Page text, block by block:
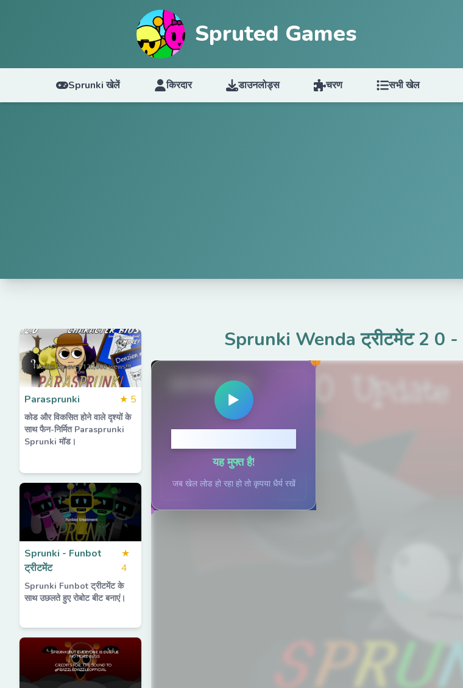
Spruted Games
Sprunki खेलें किरदार डाउनलोड्स चरण सभी खेल
Parasprunki ★ 5
कोड और विकसित होने वाले दृश्यों के
साथ फैन-निर्मित Parasprunki
Sprunki मॉड।
Sprunki Wenda ट्रीटमेंट 2 0 -
spruted.com
▶
यह मुफ्त है!
जब खेल लोड हो रहा हो तो कृपया धैर्य रखें
Sprunki - Funbot
ट्रीटमेंट
★
4
Sprunki Funbot ट्रीटमेंट के
साथ उछलते हुए रोबोट बीट बनाएं।